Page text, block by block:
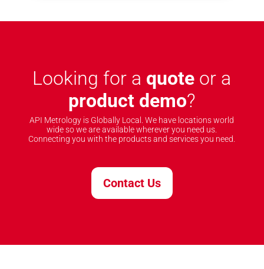
Looking for a quote or a
product demo?
API Metrology is Globally Local. We have locations world
wide so we are available wherever you need us.
Connecting you with the products and services you need.
Contact Us